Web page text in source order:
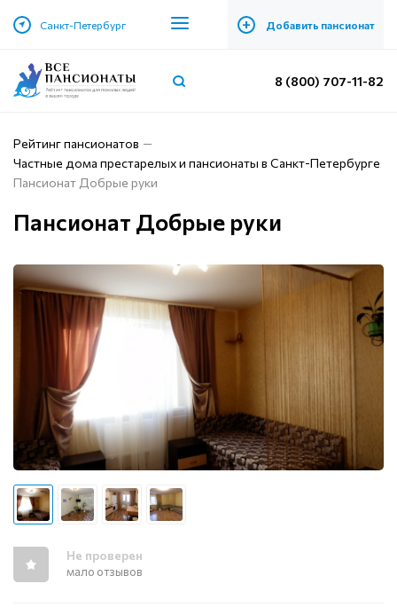
Санкт-Петербург + Добавить пансионат
8 (800) 707-11-82
Рейтинг пансионатов
Частные дома престарелых и пансионаты в Санкт-Петербурге
Пансионат Добрые руки
Пансионат Добрые руки
Не проверен
мало отзывов